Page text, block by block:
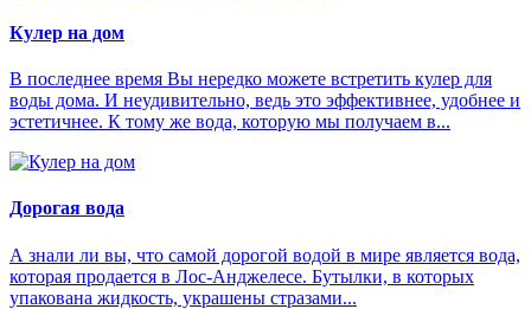
Кулер на дом
В последнее время Вы нередко можете встретить кулер для
воды дома. И неудивительно, ведь это эффективнее, удобнее и
эстетичнее. К тому же вода, которую мы получаем в...
Дорогая вода
А знали ли вы, что самой дорогой водой в мире является вода,
которая продается в Лос-Анджелесе. Бутылки, в которых
упакована жидкость, украшены стразами...